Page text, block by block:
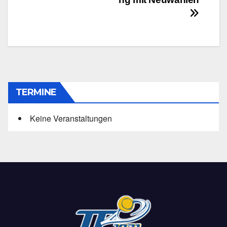
TERMINE
Keine Veranstaltungen